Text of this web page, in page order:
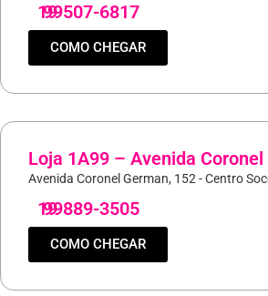
19
99507-6817
COMO CHEGAR
Loja 1A99 – Avenida
Avenida Coronel German, 152 - Centro
19
99889-3505
COMO CHEGAR